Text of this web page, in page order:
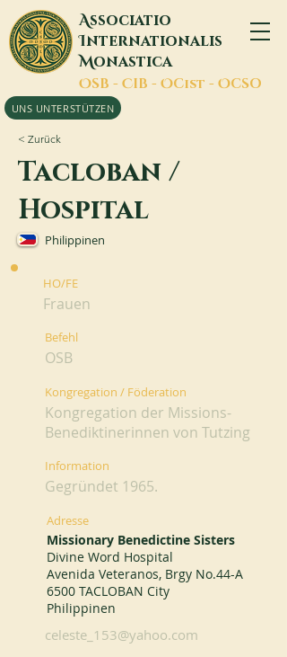
Associatio
Internationalis
Monastica
OSB - CIB - OCist - OCSO
UNS UNTERSTÜTZEN
< Zurück
Tacloban /
Hospital
Philippinen
HO/FE
Frauen
Befehl
OSB
Kongregation / Föderation
Kongregation der Missions-
Benediktinerinnen von Tutzing
Information
Gegründet 1965.
Adresse
Missionary Benedictine Sisters
Divine Word Hospital
Avenida Veteranos, Brgy No.44-A
6500 TACLOBAN City
Philippinen
celeste_153@yahoo.com